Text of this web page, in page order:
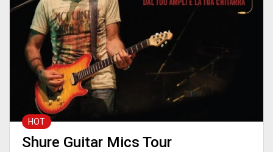
HOT
Shure Guitar Mics Tour